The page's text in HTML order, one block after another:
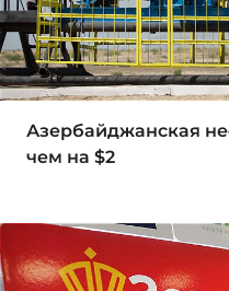
Азербайджанская
чем на $2